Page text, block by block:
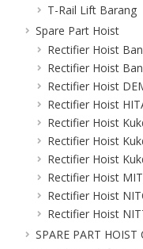
T-Rail Lift Barang
Spare Part Hoist
Rectifier Hoist
Rectifier Hoist
Rectifier Hoist
Rectifier Hoist
Rectifier Hoist
Rectifier Hoist
Rectifier Hoist
Rectifier Hoist
Rectifier Hoist
Rectifier Hoist
SPARE PART HOIST